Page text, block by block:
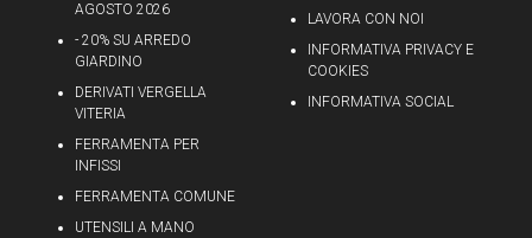
AGOSTO 2026
- 20% SU ARREDO
GIARDINO
DERIVATI VERGELLA
VITERIA
FERRAMENTA PER
INFISSI
FERRAMENTA COMUNE
UTENSILI A MANO
LAVORA CON NOI
INFORMATIVA PRIVACY E
COOKIES
INFORMATIVA SOCIAL